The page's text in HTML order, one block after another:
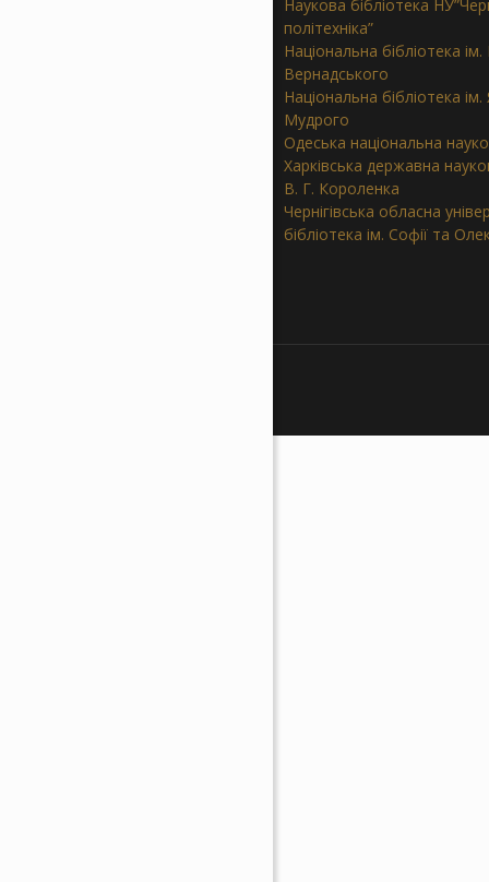
Наукова бібліотека
політехніка”
Національна бібліотека ім.
Вернадського
Національна бібліотека
Мудрого
Одеська національна
Харківська державна
В. Г. Короленка
Чернігівська обласна
бібліотека ім. Софії та